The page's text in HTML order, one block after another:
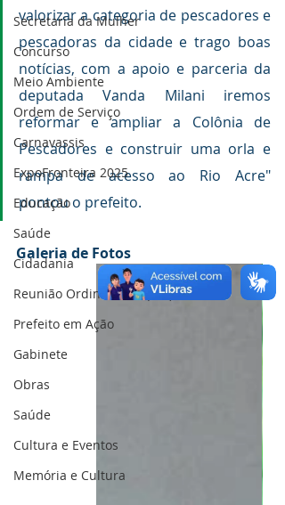
Secretaria da Mulher
Concurso
Meio Ambiente
Ordem de Serviço
Carnavassis
ExpoFronteira 2025
Educação
Saúde
Cidadania
Reunião Ordinária da (CIR)
Prefeito em Ação
Gabinete
Obras
Saúde
Cultura e Eventos
Memória e Cultura
valorizar a categoria de pescadores e
pescadoras da cidade e trago boas
notícias, com a apoio e parceria da
deputada Vanda Milani iremos
reformar e ampliar a Colônia de
Pescadores e construir uma orla e
rampa de acesso ao Rio Acre"
pontou o prefeito.
Galeria de Fotos